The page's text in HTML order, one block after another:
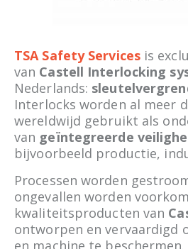
TSA Safety Servicesis
van Castell Interlocking
Nederlands:
Interlocks worden al meer
wereldwijd gebruikt als
van geïntegreerde
bijvoorbeeld productie,
Processen worden
ongevallen worden
kwaliteitsproducten van
ontworpen en vervaardigd
en machine te beschermen.